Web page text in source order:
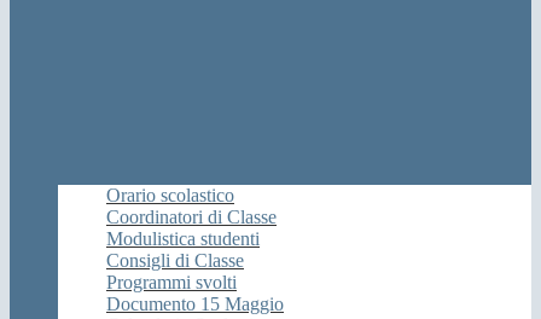
Orario scolastico
Coordinatori di Classe
Modulistica studenti
Consigli di Classe
Programmi svolti
Documento 15 Maggio